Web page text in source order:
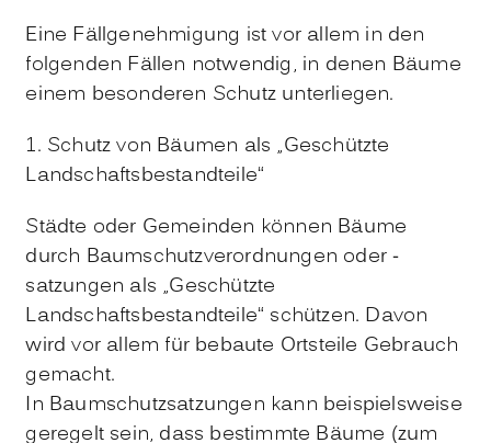
Eine Fällgenehmigung ist vor allem in den
folgenden Fällen notwendig, in denen Bäume
einem besonderen Schutz unterliegen.
1. Schutz von Bäumen als „Geschützte
Landschaftsbestandteile“
Städte oder Gemeinden können Bäume
durch Baumschutzverordnungen oder -
satzungen als „Geschützte
Landschaftsbestandteile“ schützen. Davon
wird vor allem für bebaute Ortsteile Gebrauch
gemacht.
In Baumschutzsatzungen kann beispielsweise
geregelt sein, dass bestimmte Bäume (zum